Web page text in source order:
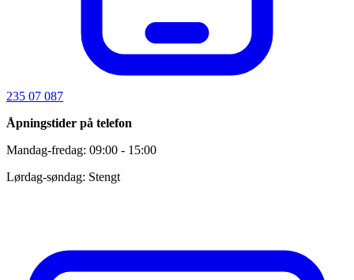
235 07 087
Åpningstider på telefon
Mandag-fredag: 09:00 - 15:00
Lørdag-søndag: Stengt